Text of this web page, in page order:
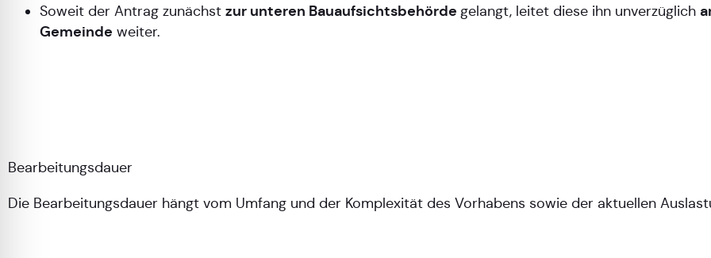
Soweit der Antrag zunächst zur unteren Bauaufsichtsbehörde gelangt, leitet diese ihn unverzüglich
Gemeinde weiter.
Bearbeitungsdauer
Die Bearbeitungsdauer hängt vom Umfang und der Komplexität des Vorhabens sowie der aktuellen